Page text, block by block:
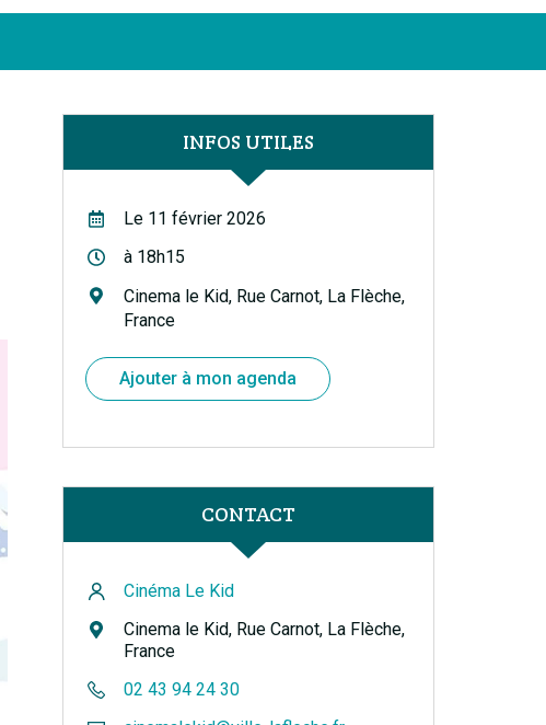
FacebookInstagram
LinkedinYoutube
INFOS UTILES
Le 11 février 2026
à 18h15
Cinema le Kid, Rue Carnot, La Flèche,
France
Ajouter à mon agenda
CONTACT
Cinéma Le Kid
Cinema le Kid, Rue Carnot, La Flèche,
France
02 43 94 24 30